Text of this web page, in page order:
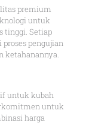
premium
untuk
tinggi. Setiap
pengujian
ketahanannya.
untuk kubah
untuk
harga